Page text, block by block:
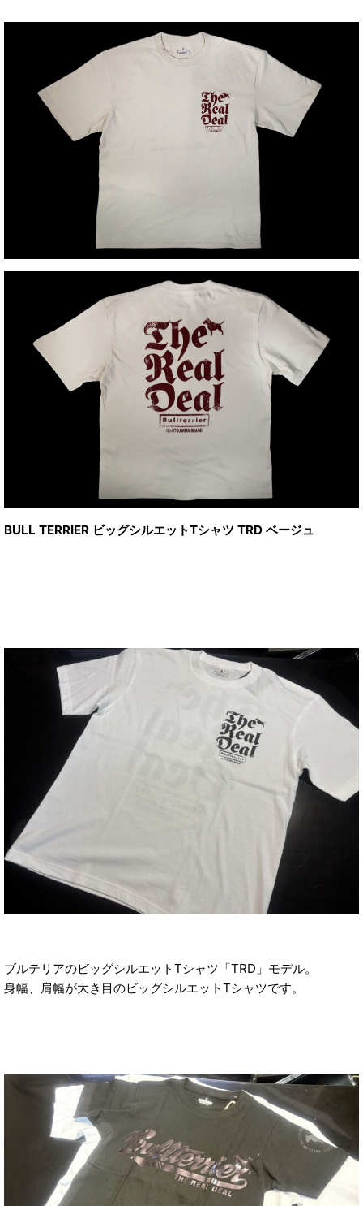
BULL TERRIER ビッグシルエットTシャツ TRD ベージュ
ブルテリアのビッグシルエットTシャツ「TRD」モデル。
身幅、肩幅が大き目のビッグシルエットTシャツです。